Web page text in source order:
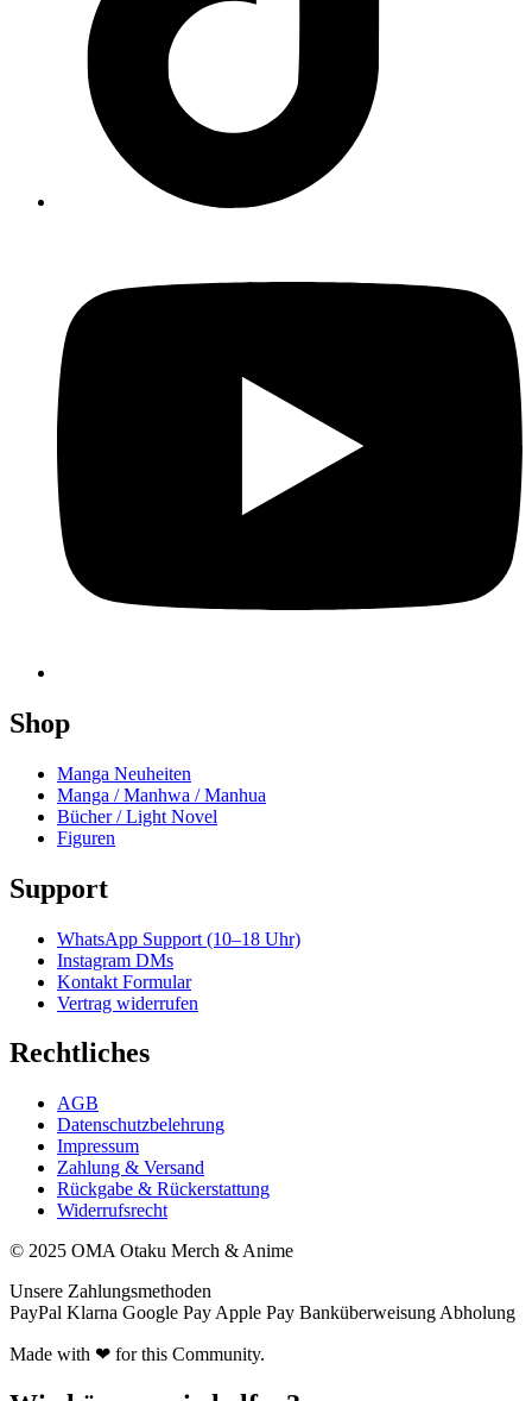
Shop
Manga Neuheiten
Manga / Manhwa / Manhua
Bücher / Light Novel
Figuren
Support
WhatsApp Support (10–18 Uhr)
Instagram DMs
Kontakt Formular
Vertrag widerrufen
Rechtliches
AGB
Datenschutzbelehrung
Impressum
Zahlung & Versand
Rückgabe & Rückerstattung
Widerrufsrecht
© 2025 OMA Otaku Merch & Anime
Unsere Zahlungsmethoden
PayPal Klarna Google Pay Apple Pay Banküberweisung Abholung
Made with ❤ for this Community.